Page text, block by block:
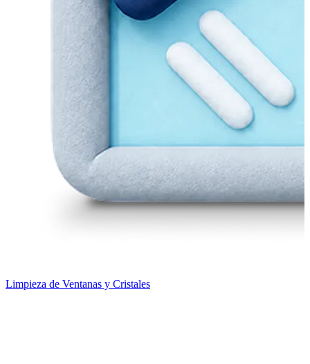
Limpieza de Ventanas y Cristales